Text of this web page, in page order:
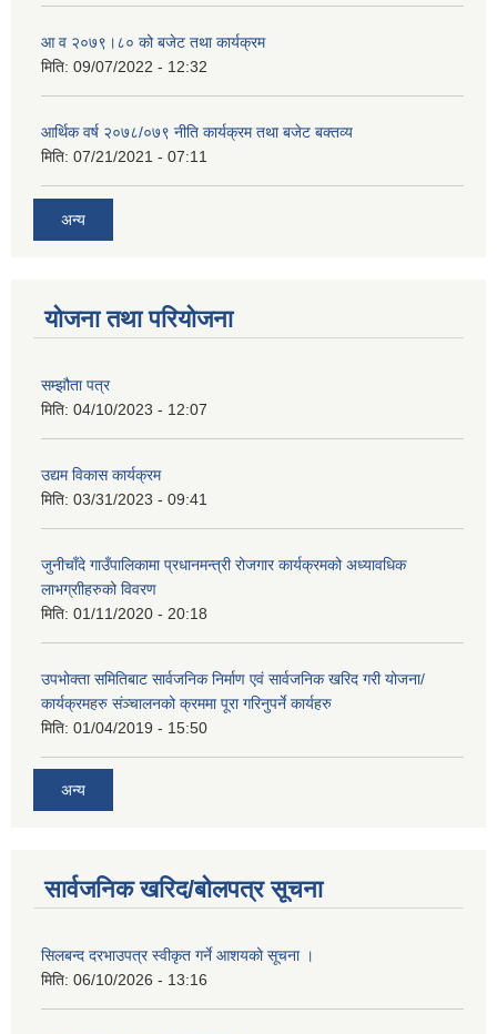
आ व २०७९।८० को बजेट तथा कार्यक्रम
मिति: 09/07/2022 - 12:32
आर्थिक वर्ष २०७८/०७९ नीति कार्यक्रम तथा बजेट बक्तव्य
मिति: 07/21/2021 - 07:11
अन्य
योजना तथा परियोजना
सम्झौता पत्र
मिति: 04/10/2023 - 12:07
उद्यम विकास कार्यक्रम
मिति: 03/31/2023 - 09:41
जुनीचाँदे गाउँपालिकामा प्रधानमन्‍त्री रोजगार कार्यक्रमको अध्यावधिक
लाभग्राीहरुको विवरण
मिति: 01/11/2020 - 20:18
उपभोक्ता समितिबाट सार्वजनिक निर्माण एवं सार्वजनिक खरिद गरी योजना/
कार्यक्रमहरु संञ्‍चालनको क्रममा पूरा गरिनुपर्ने कार्यहरु
मिति: 01/04/2019 - 15:50
अन्य
सार्वजनिक खरिद/बोलपत्र सूचना
सिलबन्द दरभाउपत्र स्वीकृत गर्ने आशयको सूचना ।
मिति: 06/10/2026 - 13:16